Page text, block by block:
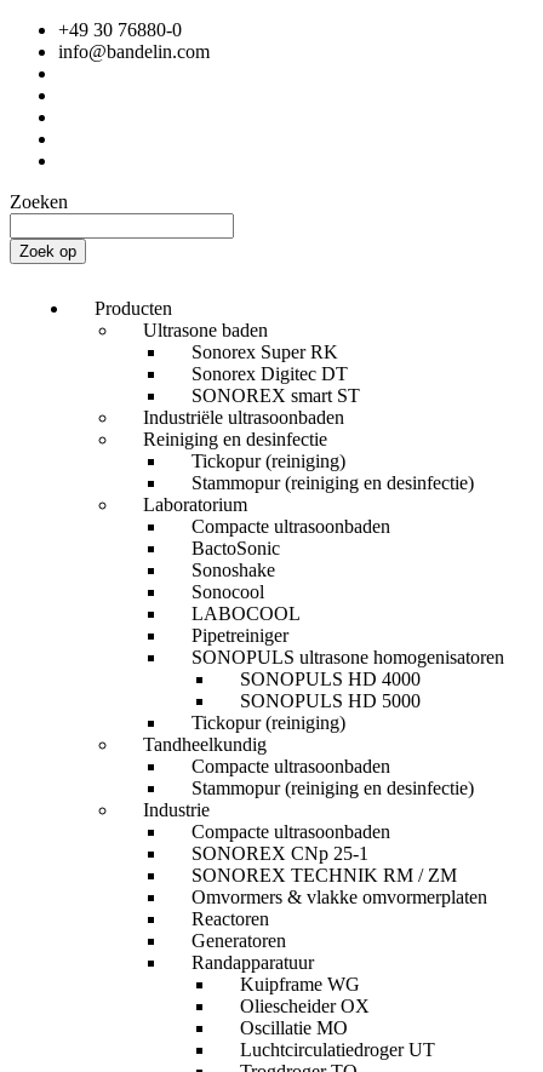
+49 30 76880-0
info@bandelin.com
Zoeken
Zoek op
Producten
Ultrasone baden
Sonorex Super RK
Sonorex Digitec DT
SONOREX smart ST
Industriële ultrasoonbaden
Reiniging en desinfectie
Tickopur (reiniging)
Stammopur (reiniging en desinfectie)
Laboratorium
Compacte ultrasoonbaden
BactoSonic
Sonoshake
Sonocool
LABOCOOL
Pipetreiniger
SONOPULS ultrasone homogenisatoren
SONOPULS HD 4000
SONOPULS HD 5000
Tickopur (reiniging)
Tandheelkundig
Compacte ultrasoonbaden
Stammopur (reiniging en desinfectie)
Industrie
Compacte ultrasoonbaden
SONOREX CNp 25-1
SONOREX TECHNIK RM / ZM
Omvormers & vlakke omvormerplaten
Reactoren
Generatoren
Randapparatuur
Kuipframe WG
Oliescheider OX
Oscillatie MO
Luchtcirculatiedroger UT